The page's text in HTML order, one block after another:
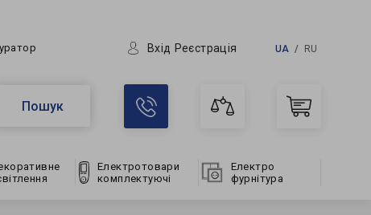
Вхід Реєстрація UA RU
Пошук
Електротовари
комплектуючі
Електро
фурнітура